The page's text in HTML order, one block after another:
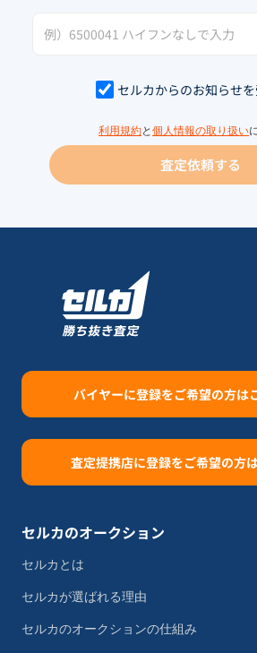
セルカからのお知らせ
利用規約と 個人情報の取り扱い
査定依頼する
バイヤーに登録をご希望の方は
査定提携店に登録をご希望の方
セルカのオークション
セルカとは
セルカが選ばれる理由
セルカのオークションの仕組み